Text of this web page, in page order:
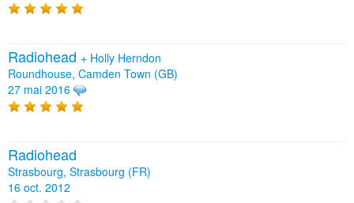
Radiohead + Holly Herndon
Roundhouse, Camden Town (GB)
27 mai 2016
Radiohead
Strasbourg, Strasbourg (FR)
16 oct. 2012